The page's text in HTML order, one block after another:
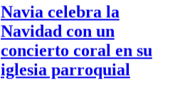
Navia celebra la
Navidad con un
concierto coral en su
iglesia parroquial